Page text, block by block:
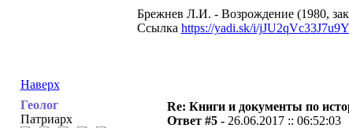
Брежнев Л.И. - Возрождение (1980,
Ссылка https://yadi.sk/i/jJU2qVc33J7u9Y
Наверх
Геолог
Патриарх
Re: Книги и документы по
Ответ #5 - 26.06.2017 :: 06:52:03